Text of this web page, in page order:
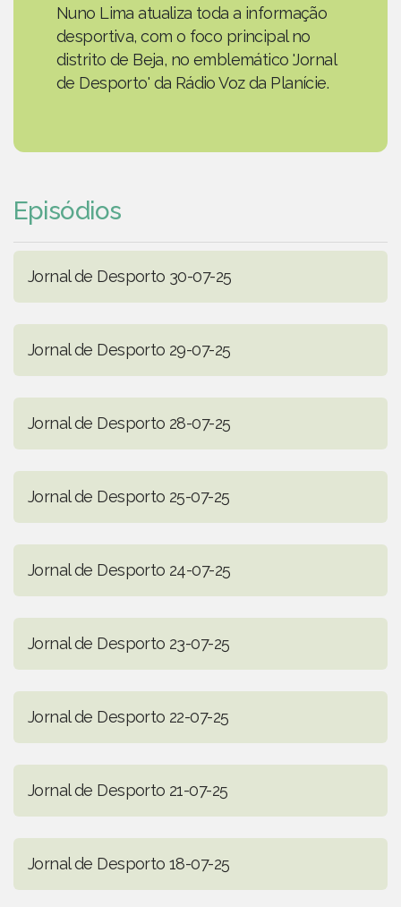
Nuno Lima atualiza toda a informação
desportiva, com o foco principal no
distrito de Beja, no emblemático 'Jornal
de Desporto' da Rádio Voz da Planície.
Episódios
Jornal de Desporto 30-07-25
Jornal de Desporto 29-07-25
Jornal de Desporto 28-07-25
Jornal de Desporto 25-07-25
Jornal de Desporto 24-07-25
Jornal de Desporto 23-07-25
Jornal de Desporto 22-07-25
Jornal de Desporto 21-07-25
Jornal de Desporto 18-07-25